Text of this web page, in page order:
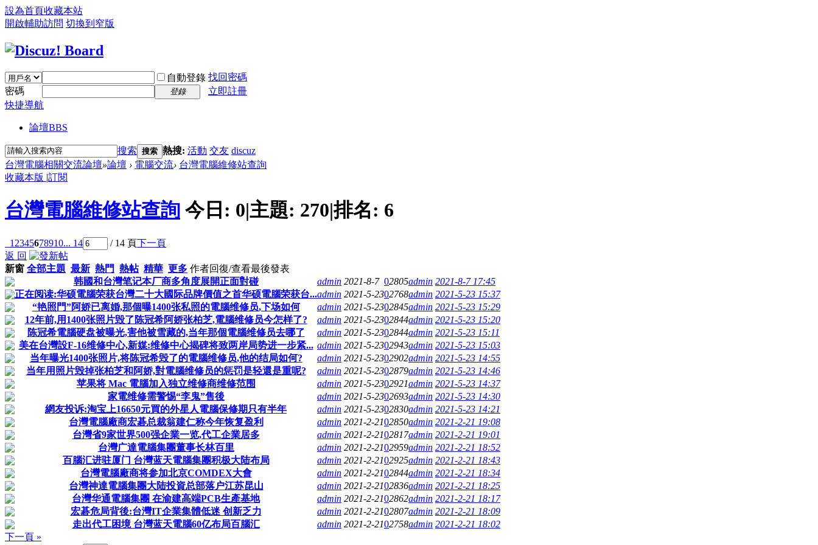
設為首頁收藏本站
開啟輔助訪問 切換到窄版
自動登錄 找回密碼
密碼
登錄
立即註冊
快捷導航
論壇BBS
搜索 搜索 熱搜: 活動 交友 discuz
台灣電腦相關交流論壇»論壇 › 電腦交流› 台灣電腦維修站查詢
收藏本版 |訂閱
台灣電腦維修站查詢 今日: 0|主題: 270|排名: 6
1 2345678910... 14 / 14 頁下一頁
返 回
新窗 全部主題 最新 熱門 熱帖 精華 更多 作者回復/查看最後發表
韩國和台灣笔记本厂商多角度展開正面對碰
admin 2021-8-7 02805admin 2021-8-7 17:45
正在阅读:华硕電腦荣获台灣二十大國际品牌價值之首华硕電腦荣获台...admin 2021-5-2302768admin 2021-5-23 15:37
“艳照門”阿娇已离婚,那個曝1400张私照的電腦维修员,下场如何
admin 2021-5-2302845admin 2021-5-23 15:29
12年前,用1400张照片毁了陈冠希阿娇张柏芝,電腦维修员今怎样了?
admin 2021-5-2302844admin 2021-5-23 15:20
陈冠希電腦硬盘被曝光,害他被雪藏的,当年那個電腦维修员去哪了
admin 2021-5-2302844admin 2021-5-23 15:11
美在台灣設F-16维修中心,新媒:维修中心揭碑将致两岸局势进一步紧... admin 2021-5-2302943admin 2021-5-23 15:03
当年曝光1400张照片,将陈冠希毁了的電腦维修员,他的结局如何?
admin 2021-5-2302902admin 2021-5-23 14:55
当年用照片毁掉张柏芝和阿娇,對電腦维修员的惩罚是轻還是重呢?
admin 2021-5-2302879admin 2021-5-23 14:46
苹果将 Mac 電腦加入独立维修商维修范围
admin 2021-5-2302921admin 2021-5-23 14:37
家電维修需警惕“李鬼”售後
admin 2021-5-2302693admin 2021-5-23 14:30
網友投诉:淘宝上16650元買的外星人電腦保修期只有半年
admin 2021-5-2302830admin 2021-5-23 14:21
台灣電腦廠商宏碁总裁翁建仁称今年恢复盈利
admin 2021-2-2102850admin 2021-2-21 19:08
台灣省9家世界500强企業一览,代工企業居多
admin 2021-2-2102817admin 2021-2-21 19:01
台灣广達電腦集團董事长林百里
admin 2021-2-2102959admin 2021-2-21 18:52
百腦汇进驻厦门 台灣蓝天電腦集團积极大陆布局
admin 2021-2-2102925admin 2021-2-21 18:43
台灣電腦廠商将参加北京COMDEX大會
admin 2021-2-2102844admin 2021-2-21 18:34
台灣神達電腦集團大陆投資总部落户江苏昆山
admin 2021-2-2102836admin 2021-2-21 18:25
台灣华通電腦集團 在渝建高端PCB生產基地
admin 2021-2-2102862admin 2021-2-21 18:17
宏碁危局背後:台灣IT企業集體低迷 创新乏力
admin 2021-2-2102807admin 2021-2-21 18:09
走出代工困境 台灣蓝天電腦60亿布局百腦汇
admin 2021-2-2102758admin 2021-2-21 18:02
下一頁 »